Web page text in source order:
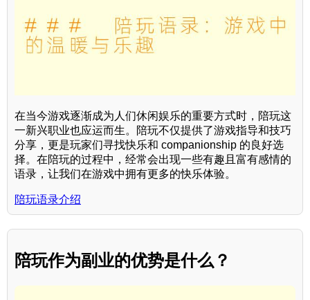
在当今游戏逐渐成为人们休闲娱乐的重要方式时，陪玩这
一新兴职业也应运而生。陪玩不仅提供了游戏指导和技巧
分享，更是玩家们寻找快乐和 companionship 的良好选
择。在陪玩的过程中，经常会出现一些有趣且富有感情的
语录，让我们在游戏中拥有更多的快乐体验。
陪玩语录介绍
陪玩作为副业的优势是什么？